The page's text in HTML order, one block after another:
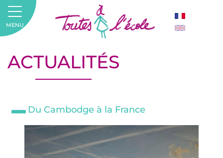
ACTUALITÉS
Du Cambodge à la France
MENU